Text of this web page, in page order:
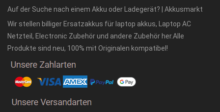
Auf der Suche nach einem Akku oder Ladegerät? | Akkusmarkt
Wir stellen billiger Ersatzakkus für laptop akkus, Laptop AC
Netzteil, Electronic Zubehör und andere Zubehör her.Alle
Produkte sind neu, 100% mit Originalen kompatibel!